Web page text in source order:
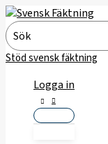
Hoppa
till
innehåll
Search
for:
Stöd svensk fäktning
Logga in